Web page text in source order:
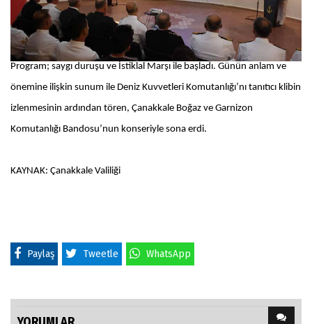
Program; saygı duruşu ve İstiklal Marşı ile başladı. Günün anlam ve
önemine ilişkin sunum ile Deniz Kuvvetleri Komutanlığı’nı tanıtıcı klibin
izlenmesinin ardından tören, Çanakkale Boğaz ve Garnizon
Komutanlığı Bandosu’nun konseriyle sona erdi.
KAYNAK: Çanakkale Valiliği
Paylaş Tweetle WhatsApp